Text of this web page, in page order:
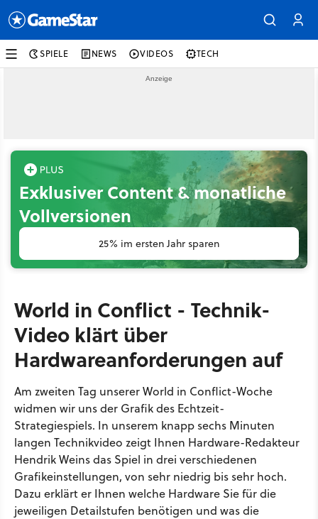
SPIELE NEWS VIDEOS TECH
Exklusiver Content & monatliche
Vollversionen
25% im ersten Jahr sparen
World in Conflict - Technik-
Video klärt über
Hardwareanforderungen auf
Am zweiten Tag unserer World in Conflict-Woche
widmen wir uns der Grafik des Echtzeit-
Strategiespiels. In unserem knapp sechs Minuten
langen Technikvideo zeigt Ihnen Hardware-Redakteur
Hendrik Weins das Spiel in drei verschiedenen
Grafikeinstellungen, von sehr niedrig bis sehr hoch.
Dazu erklärt er Ihnen welche Hardware Sie für die
jeweiligen Detailstufen benötigen und was die